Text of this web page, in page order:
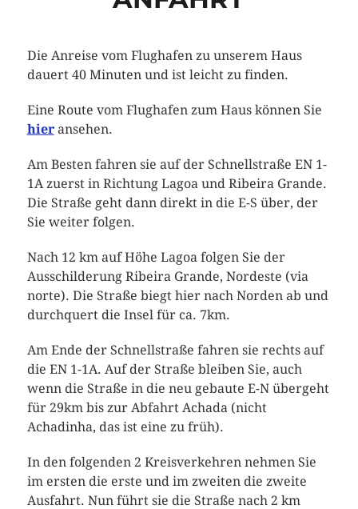
Die Anreise vom Flughafen zu unserem Haus
dauert 40 Minuten und ist leicht zu finden.
Eine Route vom Flughafen zum Haus können Sie
hieransehen.
Am Besten fahren sie auf der Schnellstraße EN 1-
1A zuerst in Richtung Lagoa und Ribeira Grande.
Die Straße geht dann direkt in die E-S über, der
Sie weiter folgen.
Nach 12 km auf Höhe Lagoa folgen Sie der
Ausschilderung Ribeira Grande, Nordeste (via
norte). Die Straße biegt hier nach Norden ab und
durchquert die Insel für ca. 7km.
Am Ende der Schnellstraße fahren sie rechts auf
die EN 1-1A. Auf der Straße bleiben Sie, auch
wenn die Straße in die neu gebaute E-N übergeht
für 29km bis zur Abfahrt Achada (nicht
Achadinha, das ist eine zu früh).
In den folgenden 2 Kreisverkehren nehmen Sie
im ersten die erste und im zweiten die zweite
Ausfahrt. Nun führt sie die Straße nach 2 km